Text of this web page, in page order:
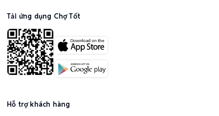
Tải ứng dụng Chợ Tốt
Hỗ trợ khách hàng